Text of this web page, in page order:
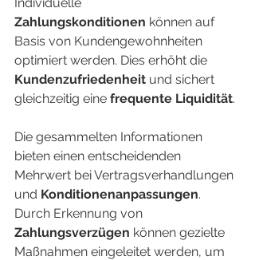
Zahlungskonditionen können auf
Basis von Kundengewohnheiten
optimiert werden. Dies erhöht die
Kundenzufriedenheit und sichert
gleichzeitig eine frequente Liquidität.
Die gesammelten Informationen
bieten einen entscheidenden
Mehrwert bei Vertragsverhandlungen
und Konditionenanpassungen.
Durch Erkennung von
Zahlungsverzügen können gezielte
Maßnahmen eingeleitet werden, um